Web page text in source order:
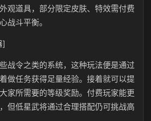
观道具，部分限定皮肤、特效需付费
战斗平衡。
]
战令之类的系统，这种玩法便是通过
做任务获得足量经验。接着就可以提
家所需要的等级奖励。付费玩家能更
但低星武将通过合理搭配仍可挑战高